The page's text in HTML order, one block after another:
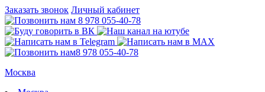
Заказать звонок Личный кабинет
8 978 055-40-78
8 978 055-40-78
Москва